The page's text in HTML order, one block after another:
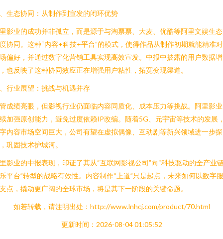
生态协同：从制作到宣发的闭环优势
影业的成功并非孤立，而是源于与淘票票、大麦、优酷等阿里文娱生
协同。这种“内容+科技+平台”的模式，使得作品从制作初期就能精准
偏好，并通过数字化营销工具实现高效宣发。中报中披露的用户数据增
也反映了这种协同效应正在增强用户粘性，拓宽变现渠道。
行业展望：挑战与机遇并存
成绩亮眼，但影视行业仍面临内容同质化、成本压力等挑战。阿里影
加强原创能力，避免过度依赖IP改编。随着5G、元宇宙等技术的发展
内容市场空间巨大，公司有望在虚拟偶像、互动剧等新兴领域进一步探
巩固技术护城河。
影业的中报表现，印证了其从“互联网影视公司”向“科技驱动的全产业
平台”转型的战略有效性。内容制作“上道”只是起点，未来如何以数字
点，撬动更广阔的全球市场，将是其下一阶段的关键命题。
如若转载，请注明出处：http://www.lnhcj.com/product/70.html
更新时间：2026-08-04 01:05:52